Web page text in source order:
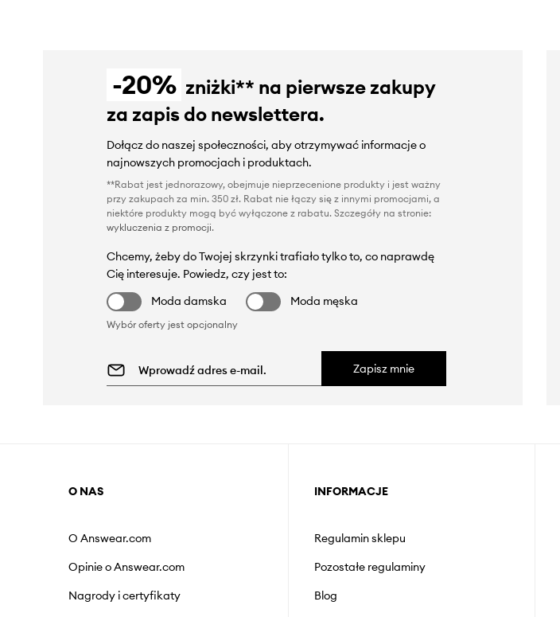
-20% zniżki** na pierwsze zakupy
za zapis do newslettera.
Dołącz do naszej społeczności, aby otrzymywać informacje o
najnowszych promocjach i produktach.
**Rabat jest jednorazowy, obejmuje nieprzecenione produkty i jest ważny
przy zakupach za min. 350 zł. Rabat nie łączy się z innymi promocjami, a
niektóre produkty mogą być wyłączone z rabatu. Szczegóły na stronie:
wykluczenia z promocji.
Chcemy, żeby do Twojej skrzynki trafiało tylko to, co naprawdę
Cię interesuje. Powiedz, czy jest to:
Moda damska
Moda męska
Wybór oferty jest opcjonalny
Zapisz mnie
O NAS
O Answear.com
Opinie o Answear.com
Nagrody i certyfikaty
INFORMACJE
Regulamin sklepu
Pozostałe regulaminy
Blog